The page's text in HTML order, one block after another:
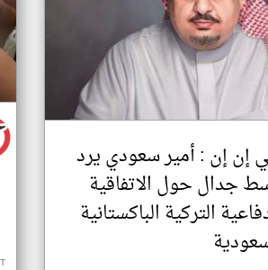
إن إن : أمير سعودي يرد
جدال حول الاتفاقية
التركية الباكستانية